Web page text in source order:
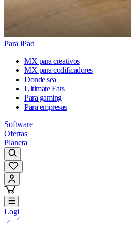
Para iPad
MX para creativos
MX para codificadores
Donde sea
Ultimate Ears
Para gaming
Para empresas
Software
Ofertas
Planeta
Logi